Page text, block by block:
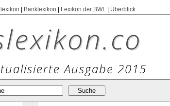
Banklexikon Lexikon der BWL Überblick
Ausgabe 2015